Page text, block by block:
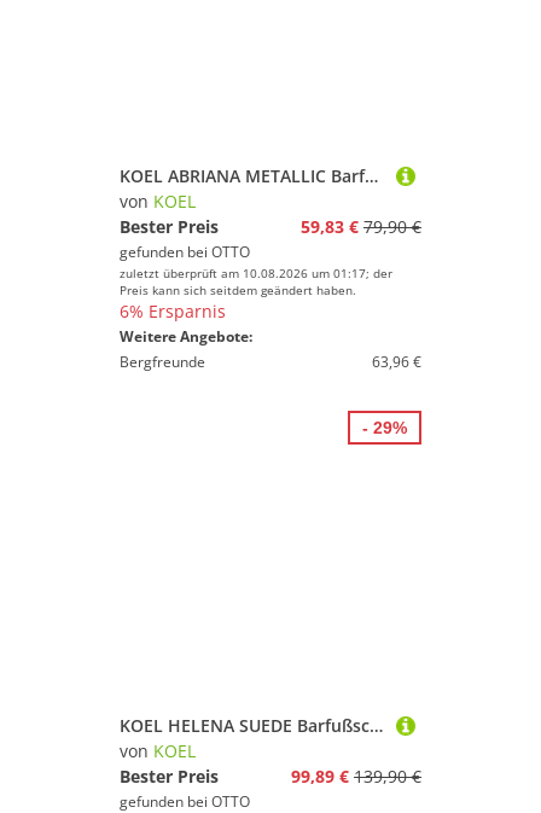
KOEL ABRIANA METALLIC Barfußschuh Gold
von KOEL
Bester Preis
59,83 € 79,90 €
gefunden bei OTTO
zuletzt überprüft am 10.08.2026 um 01:17; der
Preis kann sich seitdem geändert haben.
6% Ersparnis
Weitere Angebote:
Bergfreunde
63,96 €
KOEL HELENA SUEDE Barfußschuh Mint
von KOEL
Bester Preis
99,89 € 139,90 €
gefunden bei OTTO
- 29%